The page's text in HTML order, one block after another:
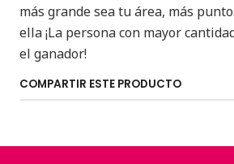
más grande sea tu área, más
ella ¡La persona con mayor
el ganador!
COMPARTIR ESTE PRODUCTO